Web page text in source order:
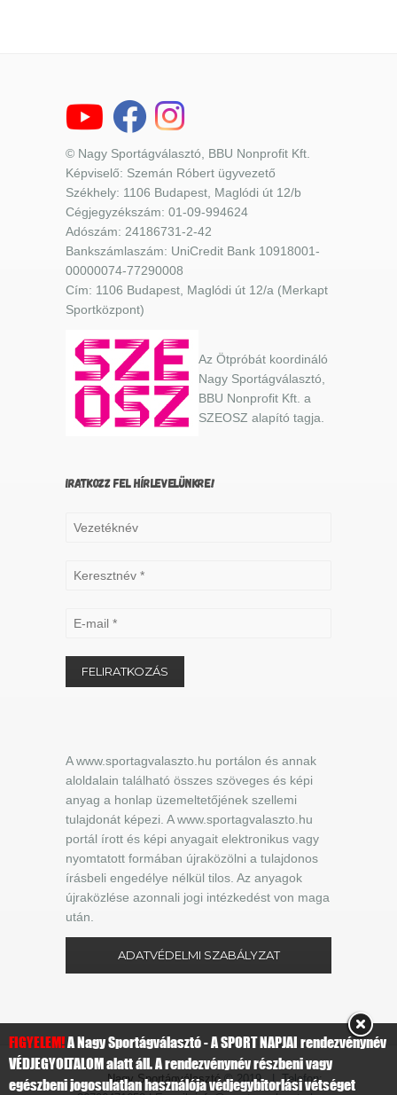
© Nagy Sportágválasztó, BBU Nonprofit Kft.
Képviselő: Szemán Róbert ügyvezető
Székhely: 1106 Budapest, Maglódi út 12/b
Cégjegyzékszám: 01-09-994624
Adószám: 24186731-2-42
Bankszámlaszám: UniCredit Bank 10918001-
00000074-77290008
Cím: 1106 Budapest, Maglódi út 12/a (Merkapt
Sportközpont)
Az Ötpróbát koordináló
Nagy Sportágválasztó,
BBU Nonprofit Kft. a
SZEOSZ alapító tagja.
IRATKOZZ FEL HÍRLEVELÜNKRE!
A www.sportagvalaszto.hu portálon és annak
aloldalain található összes szöveges és képi
anyag a honlap üzemeltetőjének szellemi
tulajdonát képezi. A www.sportagvalaszto.hu
portál írott és képi anyagait elektronikus vagy
nyomtatott formában újraközölni a tulajdonos
írásbeli engedélye nélkül tilos. Az anyagok
újraközlése azonnali jogi intézkedést von maga
után.
ADATVÉDELMI SZABÁLYZAT
Nagy Sportágválasztó© 2019 | Telefon:
FIGYELEM!A Nagy Sportágválasztó - A SPORT NAPJAI rendezvénynév
VÉDJEGYOLTALOM alatt áll. A rendezvénynév részbeni vagy
egészbeni jogosulatlan használója védjegybitorlási vétséget